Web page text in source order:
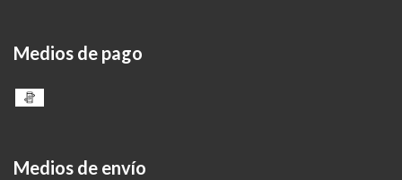
Medios de pago
Medios de envío